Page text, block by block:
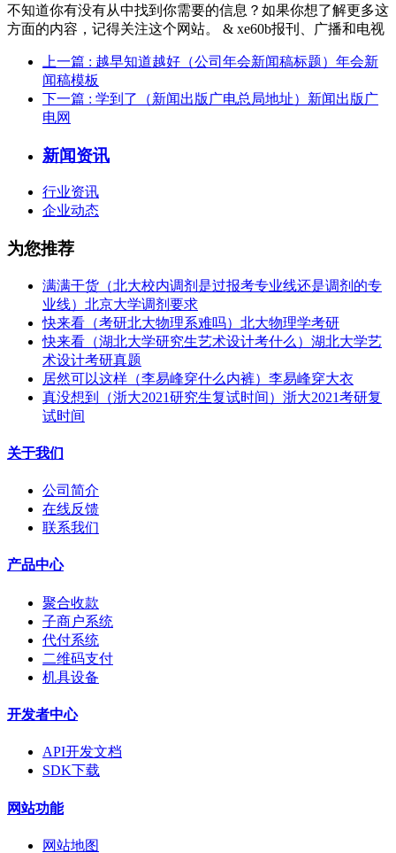
不知道你有没有从中找到你需要的信息？如果你想了解更多这
方面的内容，记得关注这个网站。 & xe60b报刊、广播和电视
上一篇 : 越早知道越好（公司年会新闻稿标题）年会新
闻稿模板
下一篇 : 学到了（新闻出版广电总局地址）新闻出版广
电网
新闻资讯
行业资讯
企业动态
为您推荐
满满干货（北大校内调剂是过报考专业线还是调剂的专
业线）北京大学调剂要求
快来看（考研北大物理系难吗）北大物理学考研
快来看（湖北大学研究生艺术设计考什么）湖北大学艺
术设计考研真题
居然可以这样（李易峰穿什么内裤）李易峰穿大衣
真没想到（浙大2021研究生复试时间）浙大2021考研复
试时间
关于我们
公司简介
在线反馈
联系我们
产品中心
聚合收款
子商户系统
代付系统
二维码支付
机具设备
开发者中心
API开发文档
SDK下载
网站功能
网站地图